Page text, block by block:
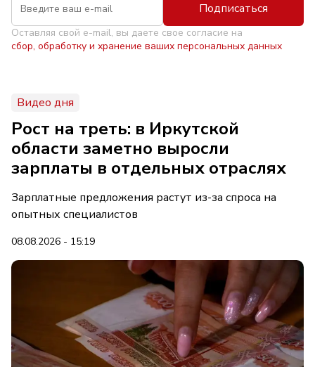
Подписаться
Оставляя свой e-mail, вы даете свое согласие на
сбор, обработку и хранение ваших персональных данных
Видео дня
Рост на треть: в Иркутской
области заметно выросли
зарплаты в отдельных отраслях
Зарплатные предложения растут из-за спроса на
опытных специалистов
08.08.2026 - 15:19